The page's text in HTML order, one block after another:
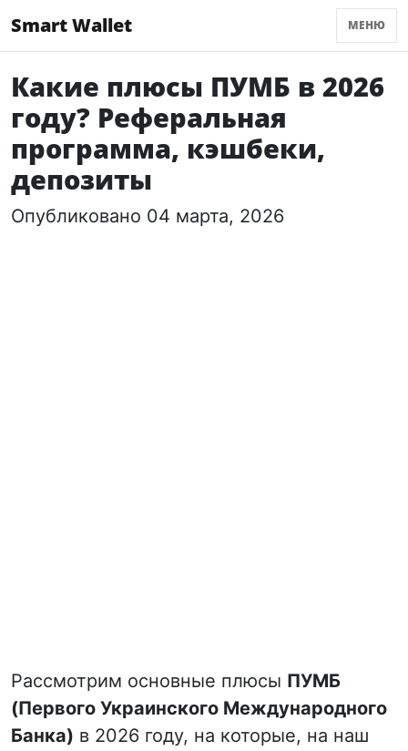
Smart Wallet МЕНЮ
Какие плюсы ПУМБ в 2026
году? Реферальная
программа, кэшбеки,
депозиты
Опубликовано 04 марта, 2026
Рассмотрим основные плюсы ПУМБ
(Первого Украинского Международного
Банка) в 2026 году, на которые, на наш